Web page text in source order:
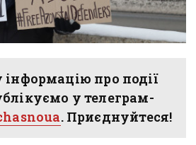
про події
у телеграм-
. Приєднуйтеся!